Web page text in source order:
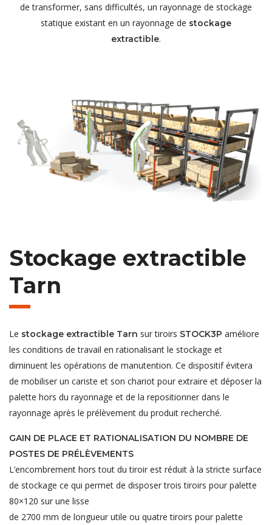
de transformer, sans difficultés, un rayonnage de stockage
statique existant en un rayonnage de stockage
extractible.
Stockage extractible
Tarn
Le stockage extractible Tarn sur tiroirs STOCK3P améliore
les conditions de travail en rationalisant le stockage et
diminuent les opérations de manutention. Ce dispositif évitera
de mobiliser un cariste et son chariot pour extraire et déposer la
palette hors du rayonnage et de la repositionner dans le
rayonnage après le prélèvement du produit recherché.
GAIN DE PLACE ET RATIONALISATION DU NOMBRE DE
POSTES DE PRÉLÈVEMENTS
L’encombrement hors tout du tiroir est réduit à la stricte surface
de stockage ce qui permet de disposer trois tiroirs pour palette
80×120 sur une lisse
de 2700 mm de longueur utile ou quatre tiroirs pour palette